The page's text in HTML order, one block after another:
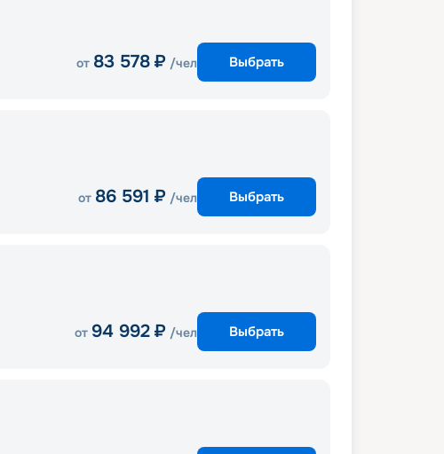
от 83 578 ₽ /чел Выбрать
от 86 591 ₽ /чел Выбрать
от 94 992 ₽ /чел Выбрать